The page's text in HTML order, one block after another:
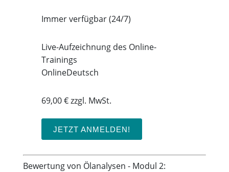
Immer verfügbar (24/7)
Live-Aufzeichnung des Online-
Trainings
OnlineDeutsch
69,00 € zzgl. MwSt.
JETZT ANMELDEN!
Bewertung von Ölanalysen - Modul 2: